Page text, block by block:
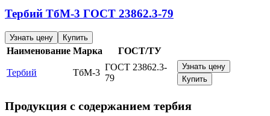
Тербий ТбМ-3 ГОСТ 23862.3-79
Узнать цену Купить
Наименование Марка ГОСТ/ТУ
Тербий ТбМ-3
ГОСТ 23862.3-
79
Узнать цену
Купить
Продукция с содержанием тербия